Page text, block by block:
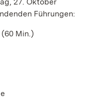
Führungen:
Min.)